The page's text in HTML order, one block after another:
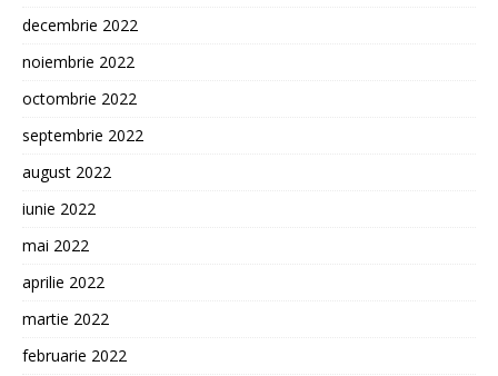
decembrie 2022
noiembrie 2022
octombrie 2022
septembrie 2022
august 2022
iunie 2022
mai 2022
aprilie 2022
martie 2022
februarie 2022